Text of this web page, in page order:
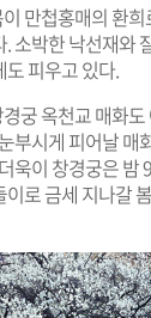
만첩홍매의 환
소박한 낙선재와
피우고 있다.
궁 옥천교 매화
부시게 피어날 매
욱이 창경궁은 밤
로 금세 지나갈